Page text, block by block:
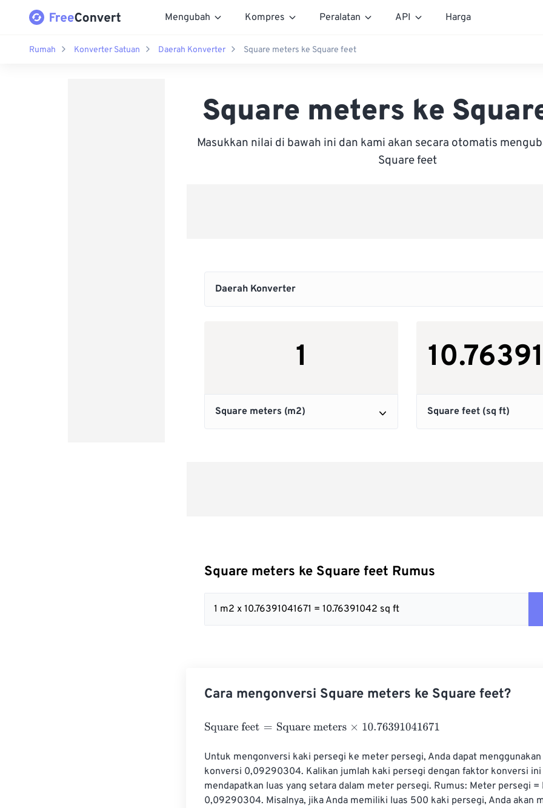
Mengubah Kompres Peralatan API Harga
Rumah Konverter Satuan Daerah Konverter Square meters ke Square feet
Square meters ke
Masukkan nilai di bawah ini dan kami akan secara otomatis
Square feet
Square meters ke Square feet Rumus
1 m2 x 10.76391041671 = 10.76391042 sq ft
Cara mengonversi Square meters ke Square feet?
Square feet= Square meters×10.76391041671
Untuk mengonversi kaki persegi ke meter persegi, Anda dapat
konversi 0,09290304. Kalikan jumlah kaki persegi dengan faktor konversi
mendapatkan luas yang setara dalam meter persegi. Rumus: Meter persegi
0,09290304. Misalnya, jika Anda memiliki luas 500 kaki persegi, Anda akan